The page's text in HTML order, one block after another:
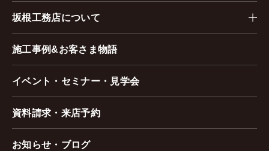
坂根工務店について
施工事例&お客さま物語
イベント・セミナー・見学会
資料請求・来店予約
お知らせ・ブログ